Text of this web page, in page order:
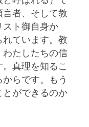
者、そして教
スト御自身か
れています。教
たしたちの信
真理を知るこ
らです。もう
ができるのか